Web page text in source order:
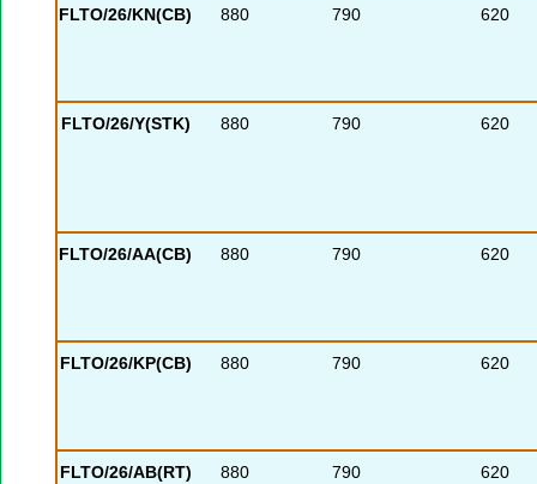
FLTO/26/KN(CB) 880 790 620
FLTO/26/Y(STK) 880 790 620
FLTO/26/AA(CB) 880 790 620
FLTO/26/KP(CB) 880 790 620
FLTO/26/AB(RT) 880 790 620